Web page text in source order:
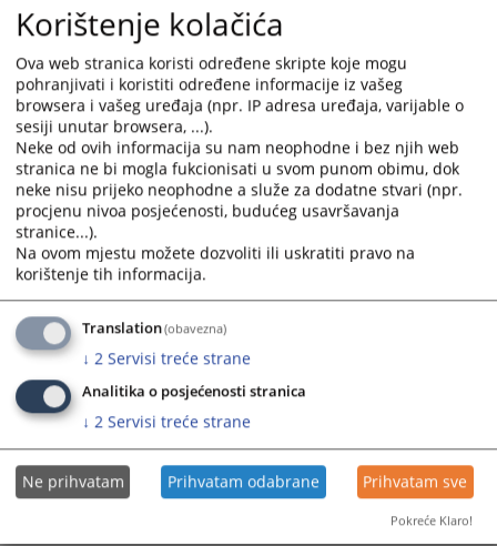
Rješenje - 01-07-10-51-231/2024
Prikazana vijest je na: Bosanski jezik
233PREGLEDA
Korištenje kolačića
Ova web stranica koristi određene skripte koje mogu
pohranjivati i koristiti određene informacije iz vašeg
browsera i vašeg uređaja (npr. IP adresa uređaja, varijable o
sesiji unutar browsera, ...).
Neke od ovih informacija su nam neophodne i bez njih web
stranica ne bi mogla fukcionisati u svom punom obimu, dok
neke nisu prijeko neophodne a služe za dodatne stvari (npr.
procjenu nivoa posjećenosti, budućeg usavršavanja
stranice...).
Na ovom mjestu možete dozvoliti ili uskratiti pravo na
korištenje tih informacija.
Translation(obavezna)
↓ 2 Servisi treće strane
Analitika o posjećenosti stranica
↓ 2 Servisi treće strane
Ne prihvatam Prihvatam odabrane Prihvatam sve
Pokreće Klaro!